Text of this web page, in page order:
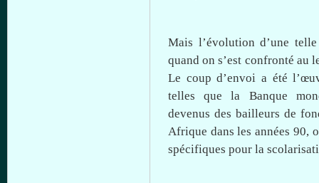
Mais l’évolution d’une telle
quand ons’est confronté au
Le coupd’envoi a été
telles
que la Banque
devenus desbailleurs de
Afrique dans lesannées 90,
spécifiques pour la